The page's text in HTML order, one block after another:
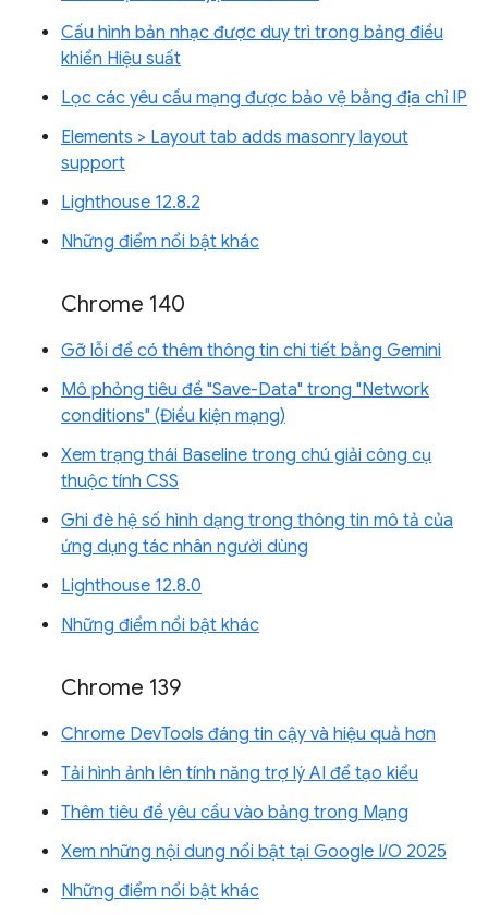
Cấu hình bản nhạc được duy trì trong bảng điều
khiển Hiệu suất
Lọc các yêu cầu mạng được bảo vệ bằng địa chỉ IP
Elements > Layout tab adds masonry layout
support
Lighthouse 12.8.2
Những điểm nổi bật khác
Chrome 140
Gỡ lỗi để có thêm thông tin chi tiết bằng Gemini
Mô phỏng tiêu đề "Save-Data" trong "Network
conditions" (Điều kiện mạng)
Xem trạng thái Baseline trong chú giải công cụ
thuộc tính CSS
Ghi đè hệ số hình dạng trong thông tin mô tả của
ứng dụng tác nhân người dùng
Lighthouse 12.8.0
Những điểm nổi bật khác
Chrome 139
Chrome DevTools đáng tin cậy và hiệu quả hơn
Tải hình ảnh lên tính năng trợ lý AI để tạo kiểu
Thêm tiêu đề yêu cầu vào bảng trong Mạng
Xem những nội dung nổi bật tại Google I/O 2025
Những điểm nổi bật khác